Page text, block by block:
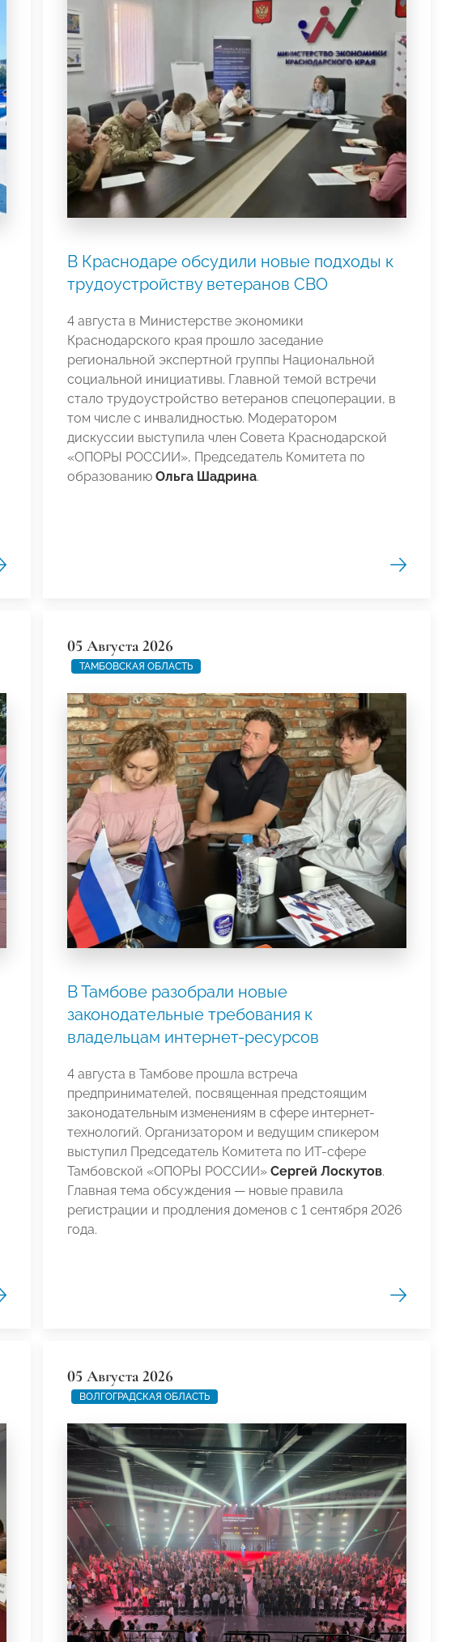
В Краснодаре обсудили новые подходы к
трудоустройству ветеранов СВО
4 августа в Министерстве экономики
Краснодарского края прошло заседание
региональной экспертной группы Национальной
социальной инициативы. Главной темой встречи
стало трудоустройство ветеранов спецоперации, в
том числе с инвалидностью. Модератором
дискуссии выступила член Совета Краснодарской
«ОПОРЫ РОССИИ», Председатель Комитета по
образованию Ольга Шадрина.
05 Августа 2026
ТАМБОВСКАЯ ОБЛАСТЬ
В Тамбове разобрали новые
законодательные требования к
владельцам интернет-ресурсов
4 августа в Тамбове прошла встреча
предпринимателей, посвященная предстоящим
законодательным изменениям в сфере интернет-
технологий. Организатором и ведущим спикером
выступил Председатель Комитета по ИТ-сфере
Тамбовской «ОПОРЫ РОССИИ» Сергей Лоскутов.
Главная тема обсуждения — новые правила
регистрации и продления доменов с 1 сентября 2026
года.
05 Августа 2026
ВОЛГОГРАДСКАЯ ОБЛАСТЬ